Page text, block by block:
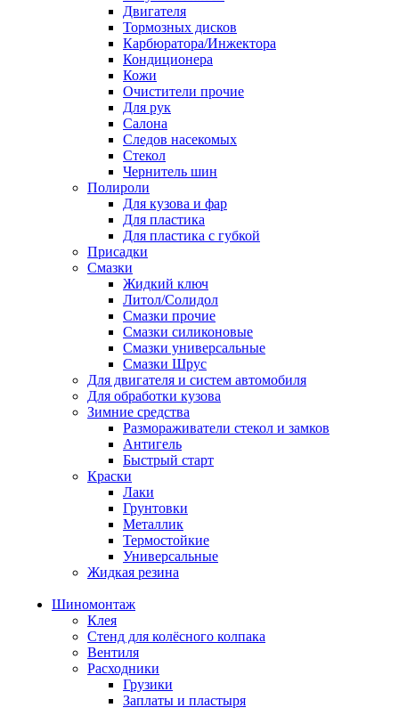
Двигателя
Тормозных дисков
Карбюратора/Инжектора
Кондиционера
Кожи
Очистители прочие
Для рук
Салона
Следов насекомых
Стекол
Чернитель шин
Полироли
Для кузова и фар
Для пластика
Для пластика с губкой
Присадки
Смазки
Жидкий ключ
Литол/Солидол
Смазки прочие
Смазки силиконовые
Смазки универсальные
Смазки Шрус
Для двигателя и систем автомобиля
Для обработки кузова
Зимние средства
Размораживатели стекол и замков
Антигель
Быстрый старт
Краски
Лаки
Грунтовки
Металлик
Термостойкие
Универсальные
Жидкая резина
Шиномонтаж
Клея
Стенд для колёсного колпака
Вентиля
Расходники
Грузики
Заплаты и пластыря